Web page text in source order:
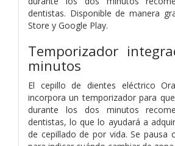
dentistas. Disponible de manera
Store y Google Play.
Temporizador
minutos
El cepillo de dientes eléctrico
incorpora un temporizador para
durante los dos minutos
dentistas, lo que lo ayudará a
de cepillado de por vida. Se pausa